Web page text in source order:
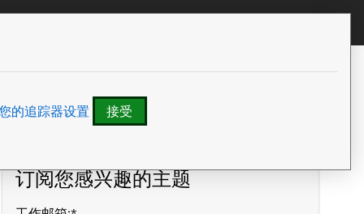
订阅博客文章
订阅您感兴趣的主题
的追踪器设置 接受